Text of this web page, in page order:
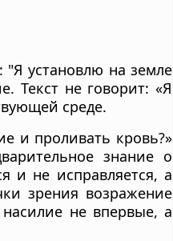
"Я установлю на земле
Текст не говорит: «Я
среде.
и проливать кровь?»
знание о
и не исправляется, а
зрения возражение
насилие не впервые, а